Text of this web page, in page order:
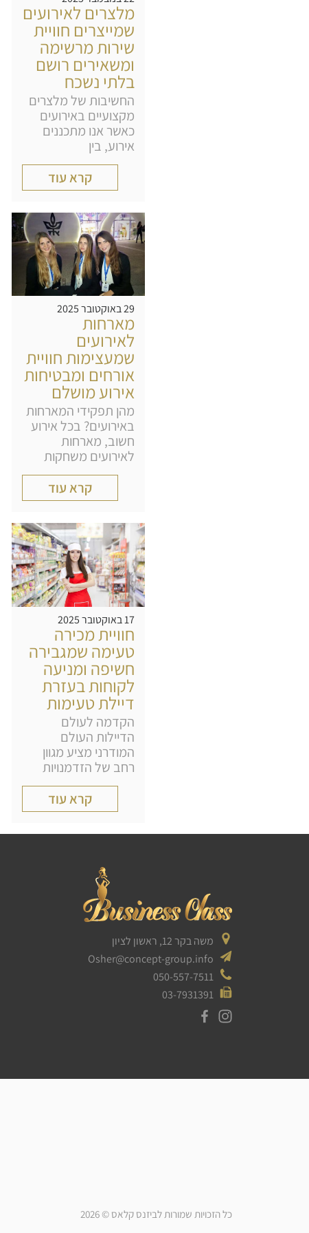
מלצרים לאירועים
שמייצרים חוויית
שירות מרשימה
ומשאירים רושם
בלתי נשכח
החשיבות של מלצרים
מקצועיים באירועים
כאשר אנו מתכננים
אירוע, בין
קרא עוד
29 באוקטובר 2025
מארחות
לאירועים
שמעצימות חוויית
אורחים ומבטיחות
אירוע מושלם
מהן תפקידי המארחות
באירועים? בכל אירוע
חשוב, מארחות
לאירועים משחקות
קרא עוד
17 באוקטובר 2025
חוויית מכירה
טעימה שמגבירה
חשיפה ומניעה
לקוחות בעזרת
דיילת טעימות
הקדמה לעולם
הדיילות העולם
המודרני מציע מגוון
רחב של הזדמנויות
קרא עוד
משה בקר 12, ראשון לציון
Osher@concept-group.info
050-557-7511
03-7931391
כל הזכויות שמורות לביזנס קלאס © 2026